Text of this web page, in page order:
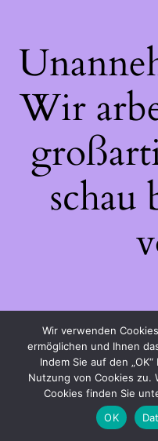
Wir
schau
Wir verwenden
ermöglichen und Ihnen
Indem Sie auf den
Nutzung von Cookies zu.
Cookies finden Sie
OK